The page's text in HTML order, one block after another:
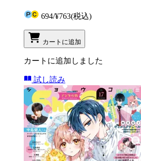
694/¥763(税込)
カートに追加
カートに追加しました
試し読み